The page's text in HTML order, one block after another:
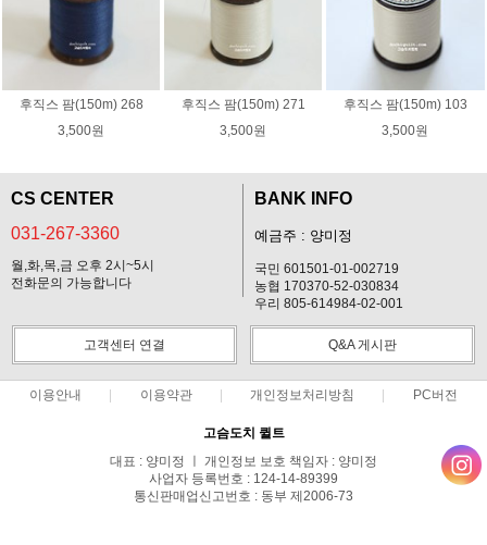
후직스 팜(150m) 268
3,500원
후직스 팜(150m) 271
3,500원
후직스 팜(150m) 103
3,500원
CS CENTER
031-267-3360
월,화,목,금 오후 2시~5시
전화문의 가능합니다
BANK INFO
예금주 : 양미정
국민 601501-01-002719
농협 170370-52-030834
우리 805-614984-02-001
고객센터 연결 Q&A 게시판
이용안내 이용약관 개인정보처리방침 PC버전
고슴도치 퀼트
대표 : 양미정 ㅣ 개인정보 보호 책임자 : 양미정
사업자 등록번호 : 124-14-89399
통신판매업신고번호 : 동부 제2006-73